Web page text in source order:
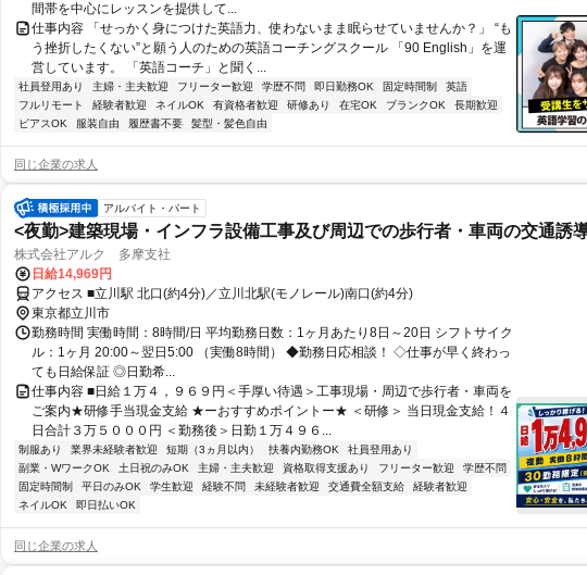
間帯を中心にレッスンを提供して...
仕事内容 「せっかく身につけた英語力、使わないまま眠らせていませんか？」 “も
う挫折したくない”と願う人のための英語コーチングスクール 「90 English」を運
営しています。 「英語コーチ」と聞く...
社員登用あり 主婦・主夫歓迎 フリーター歓迎 学歴不問 即日勤務OK 固定時間制
英語
フルリモート
経験者歓迎 ネイルOK 有資格者歓迎 研修あり 在宅OK ブランクOK
長期歓迎
ピアスOK
服装自由 履歴書不要 髪型・髪色自由
同じ企業の求人
アルバイト・パート
<夜勤>建築現場・インフラ設備工事及び周辺での歩行者・車両の交通誘
株式会社アルク 多摩支社
日給14,969円
アクセス ■立川駅 北口(約4分)／立川北駅(モノレール)南口(約4分)
東京都立川市
勤務時間 実働時間：8時間/日 平均勤務日数：1ヶ月あたり8日～20日 シフトサイク
ル：1ヶ月 20:00～翌日5:00 （実働8時間） ◆勤務日応相談！ ◇仕事が早く終わっ
ても日給保証 ◎日勤希...
仕事内容 ■日給１万４，９６９円＜手厚い待遇＞工事現場・周辺で歩行者・車両を
ご案内★研修手当現金支給 ★ーおすすめポイントー★ ＜研修＞ 当日現金支給！４
日合計３万５０００円 ＜勤務後＞日勤１万４９６...
制服あり 業界未経験者歓迎 短期（3ヵ月以内） 扶養内勤務OK
社員登用あり
副業・WワークOK
土日祝のみOK 主婦・主夫歓迎 資格取得支援あり フリーター歓迎
学歴不問
固定時間制
平日のみOK 学生歓迎 経験不問 未経験者歓迎 交通費全額支給
経験者歓迎
ネイルOK
即日払いOK
同じ企業の求人